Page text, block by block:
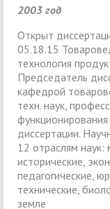
2003 год
Открыт
05.18.15
технология
Председатель
кафедрой
техн. наук,
диссертации.
12 отраслям наук:
исторические,
педагогические,
технические,
земле